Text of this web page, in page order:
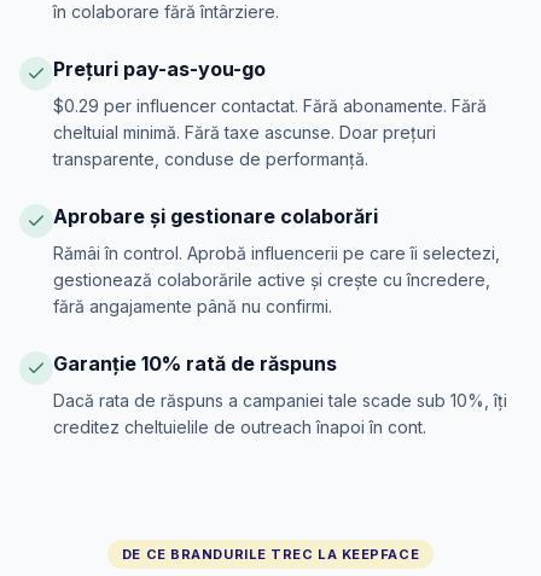
în colaborare fără întârziere.
Prețuri pay-as-you-go
$0.29 per influencer contactat. Fără abonamente. Fără
cheltuial minimă. Fără taxe ascunse. Doar prețuri
transparente, conduse de performanță.
Aprobare și gestionare colaborări
Rămâi în control. Aprobă influencerii pe care îi selectezi,
gestionează colaborările active și crește cu încredere,
fără angajamente până nu confirmi.
Garanție 10% rată de răspuns
Dacă rata de răspuns a campaniei tale scade sub 10%, îți
creditez cheltuielile de outreach înapoi în cont.
DE CE BRANDURILE TREC LA KEEPFACE